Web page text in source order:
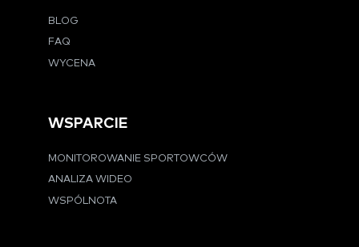
BLOG
FAQ
WYCENA
WSPARCIE
MONITOROWANIE SPORTOWCÓW
ANALIZA WIDEO
WSPÓLNOTA